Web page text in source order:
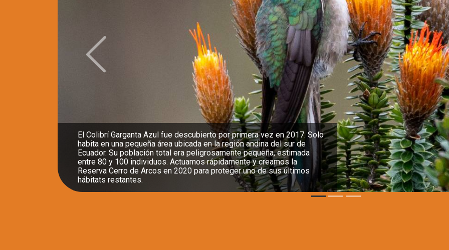
En nuestra Reserva Buenaventura, el Perico de Orcés se aferra a la
existencia y está mostrando signos de recuperación. Esto se debe a
nuestro trabajo no solo en protege y restaura su hábitat, también
colocamos cajas nido para emular las cavidades de árboles que una
vez fueron abundantes en los antiguos bosques de la región, para
facilitar su reproducción.
Previous